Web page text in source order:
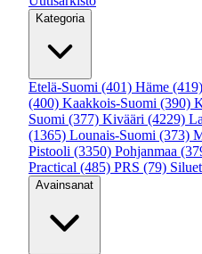
Kategoria
Etelä-Suomi (401) Häme (419)
(400) Kaakkois-Suomi (390)
Suomi (377) Kivääri (4229)
(1365) Lounais-Suomi (373)
Pistooli (3350) Pohjanmaa
Practical (485) PRS (79)
Avainsanat